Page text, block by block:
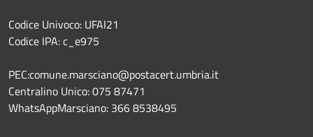
Codice Univoco: UFAI21
Codice IPA: c_e975
PEC:comune.marsciano@postacert.umbria.it
Centralino Unico: 075 87471
WhatsAppMarsciano: 366 8538495